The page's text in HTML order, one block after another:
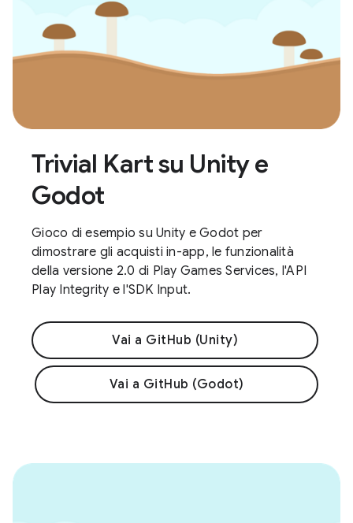
Trivial Kart su Unity e
Godot
Gioco di esempio su Unity e Godot per
dimostrare gli acquisti in-app, le funzionalità
della versione 2.0 di Play Games Services, l'API
Play Integrity e l'SDK Input.
Vai a GitHub (Unity)
Vai a GitHub (Godot)